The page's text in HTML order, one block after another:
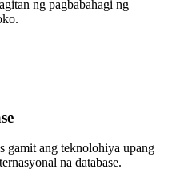
ng pagbabahagi ng
gamit ang teknolohiya upang
na database.